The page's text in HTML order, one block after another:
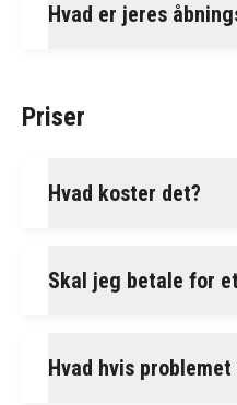
Hvad er jeres
Priser
Hvad koster det?
Skal jeg betale for
Hvad hvis